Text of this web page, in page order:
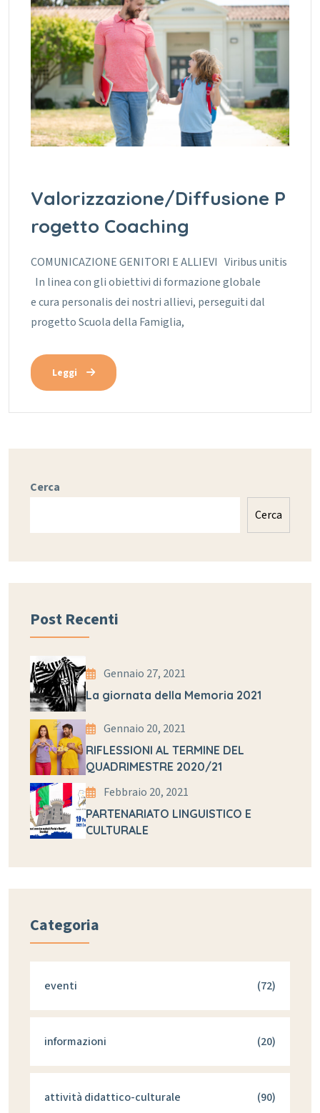
Valorizzazione/Diffusione P
rogetto Coaching
COMUNICAZIONE GENITORI E ALLIEVI Viribus unitis
In linea con gli obiettivi di formazione globale
e cura personalis dei nostri allievi, perseguiti dal
progetto Scuola della Famiglia,
Leggi
Cerca
Cerca
Post Recenti
Gennaio 27, 2021
La giornata della Memoria 2021
Gennaio 20, 2021
RIFLESSIONI AL TERMINE DEL
QUADRIMESTRE 2020/21
Febbraio 20, 2021
PARTENARIATO LINGUISTICO E
CULTURALE
Categoria
eventi (72)
informazioni (20)
attività didattico-culturale (90)